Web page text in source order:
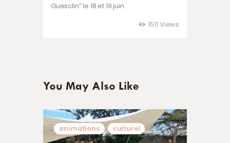
Guesclin” le 18 et 19 juin.
1511 Views
You May Also Like
animations culturel